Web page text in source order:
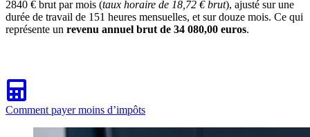
2840 € brut par mois (taux horaire de 18,72 € brut), ajusté sur une
durée de travail de 151 heures mensuelles, et sur douze mois. Ce qui
représente un revenu annuel brut de 34 080,00 euros.
Comment payer moins d’impôts